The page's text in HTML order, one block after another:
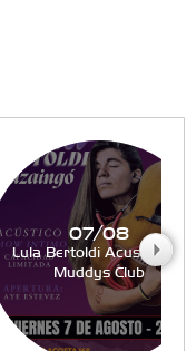
07/08
Lula Bertoldi Acustico en
Muddys Club